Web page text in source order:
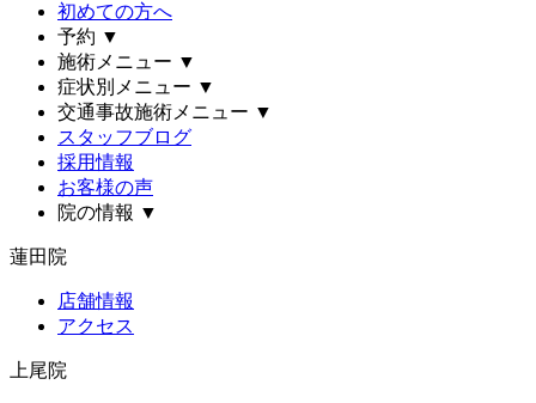
初めての方へ
予約 ▼
施術メニュー ▼
症状別メニュー ▼
交通事故施術メニュー ▼
スタッフブログ
採用情報
お客様の声
院の情報 ▼
蓮田院
店舗情報
アクセス
上尾院